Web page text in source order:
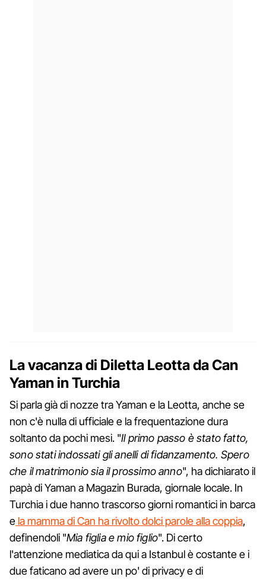
La vacanza di Diletta Leotta da Can
Yaman in Turchia
Si parla già di nozze tra Yaman e la Leotta, anche se
non c'è nulla di ufficiale e la frequentazione dura
soltanto da pochi mesi. "Il primo passo è stato fatto,
sono stati indossati gli anelli di fidanzamento. Spero
che il matrimonio sia il prossimo anno", ha dichiarato il
papà di Yaman a Magazin Burada, giornale locale. In
Turchia i due hanno trascorso giorni romantici in barca
e la mamma di Can ha rivolto dolci parole alla coppia,
definendoli "Mia figlia e mio figlio". Di certo
l'attenzione mediatica da qui a Istanbul è costante e i
due faticano ad avere un po' di privacy e di